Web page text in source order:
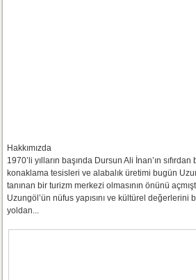
Hakkımızda
1970’li yılların başında Dursun Ali İnan’ın
konaklama tesisleri ve alabalık üretimi bugün
tanınan bir turizm merkezi olmasının önünü
Uzungöl’ün nüfus yapısını ve kültürel değerlerini
yoldan...